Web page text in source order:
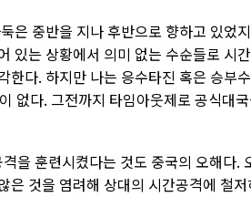
은 중반을 지나 후반으로 향하고 있었
있는 상황에서 의미 없는 수순들로 시
한다. 하지만 나는 응수타진 혹은 승부
없다. 그전까지 타임아웃제로 공식대
을 훈련시켰다는 것도 중국의 오해다.
것을 염려해 상대의 시간공격에 철